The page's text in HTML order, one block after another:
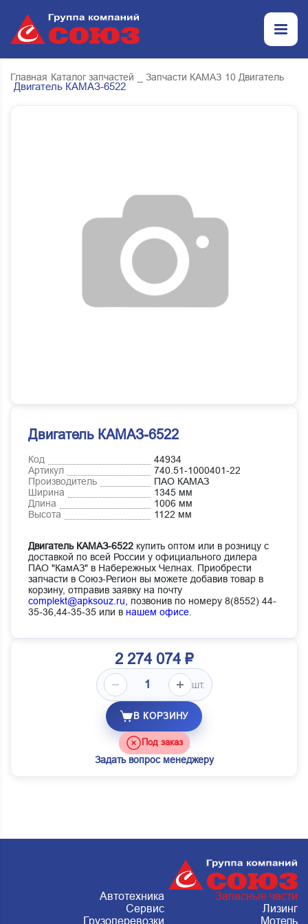
Главная Каталог запчастей _ Запчасти КАМАЗ 10 Двигатель
Двигатель КАМАЗ-6522
Двигатель КАМАЗ-6522
Код
44934
Артикул
740.51-1000401-22
Производитель
ПАО КАМАЗ
Ширина
1345 мм
Длина
1006 мм
Высота
1122 мм
Двигатель КАМАЗ-6522 купить оптом или в розницу с
доставкой по всей России у официального дилера
ПАО "КамАЗ" в Набережных Челнах. Приобрести
запчасти в Союз-Регион вы можете добавив товар в
корзину, отправив заявку на почту
complekt@apksouz.ru,
позвонив по номеру 8(8552) 44-
35-36,44-35-35 или в нашем офисе
2 274 074 ₽
шт.
В КОРЗИНУ
Под заказ
Задать вопрос менеджеру
Автотехника
Запасные части
Сервис
Лизинг
Грузоперевозки
Мотель